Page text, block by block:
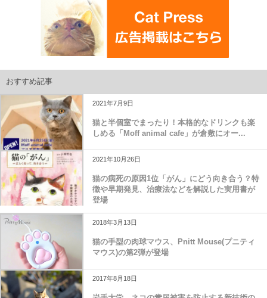
おすすめ記事
2021年7月9日
猫と半個室でまったり！本格的なドリンクも楽
しめる「Moff animal cafe」が倉敷にオー...
2021年10月26日
猫の病死の原因1位「がん」にどう向き合う？特
徴や早期発見、治療法などを解説した実用書が
登場
2018年3月13日
猫の手型の肉球マウス、Pnitt Mouse(プニティ
マウス)の第2弾が登場
2017年8月18日